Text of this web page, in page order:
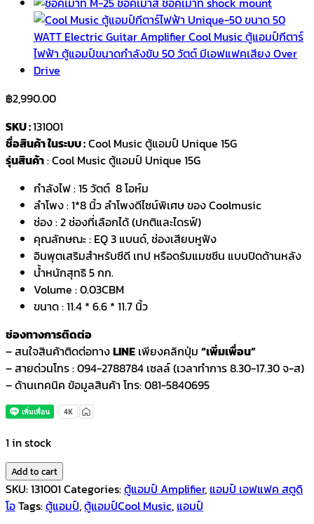
฿2,990.00
SKU :131001
ชื่อสินค้า ในระบบ :Cool Music ตู้แอมป์ Unique 15G
รุ่นสินค้า: Cool Music ตู้แอมป์ Unique 15G
กำลังไฟ : 15 วัตต์ 8 โอห์ม
ลำโพง : 1*8 นิ้ว ลำโพงดีไซน์พิเศษ ของ Coolmusic
ช่อง : 2 ช่องที่เลือกได้ (ปกติและไดรฟ์)
คุณลักษณะ : EQ 3 แบนด์, ช่องเสียบหูฟัง
อินพุตเสริมสำหรับซีดี เทป หรือดรัมแมชชีน แบบปิดด้านหลัง
น้ำหนักสุทธิ 5 กก.
Volume : 0.03CBM
ขนาด : 11.4 * 6.6 * 11.7 นิ้ว
ช่องทางการติดต่อ
– สนใจสินค้าติดต่อทางLINE เพียงคลิกปุ่ม “เพิ่มเพื่อน”
– สายด่วนโทร : 094-2788784 เซลล์ (เวลาทำการ 8.30-17.30 จ-ส)
– ด้านเทคนิค ข้อมูลสินค้า โทร: 081-5840695
1 in stock
Add to cart
SKU:131001 Categories:ตู้แอมป์ Amplifier, แอมป์ เอฟแฟค สตูดิ
โอTags:ตู้แอมป์,ตู้แอมป์Cool Music, แอมป์